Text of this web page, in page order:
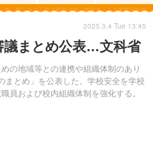
議まとめ公表…文科省
の地域等との連携や組織体制のあり
とめ」を公表した。学校安全を学校
員および校内組織体制を強化する。
2025.3.4 Tue 13:45